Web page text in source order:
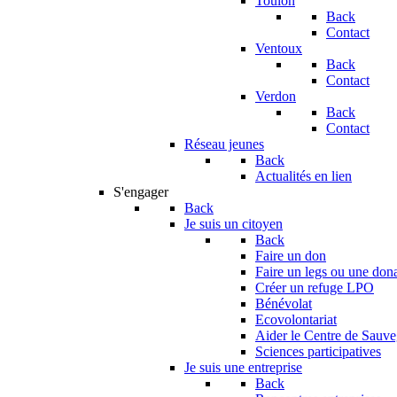
Back
Contact
Ventoux
Back
Contact
Verdon
Back
Contact
Réseau jeunes
Back
Actualités en lien
S'engager
Back
Je suis un citoyen
Back
Faire un don
Faire un legs ou une
Créer un refuge LPO
Bénévolat
Ecovolontariat
Aider le Centre de
Sciences participatives
Je suis une entreprise
Back